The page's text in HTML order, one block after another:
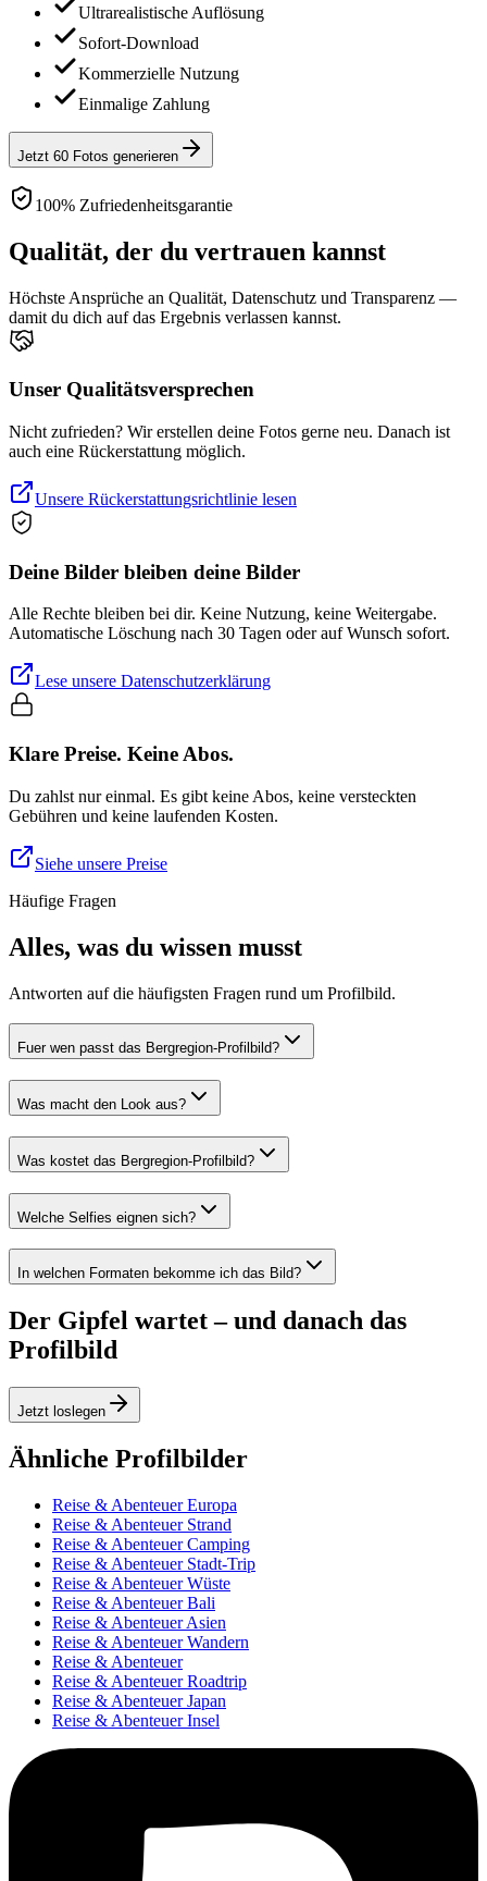
Ultrarealistische Auflösung
Sofort-Download
Kommerzielle Nutzung
Einmalige Zahlung
Jetzt 60 Fotos generieren
100% Zufriedenheitsgarantie
Qualität, der du vertrauen kannst
Höchste Ansprüche an Qualität, Datenschutz und Transparenz —
damit du dich auf das Ergebnis verlassen kannst.
Unser Qualitätsversprechen
Nicht zufrieden? Wir erstellen deine Fotos gerne neu. Danach ist
auch eine Rückerstattung möglich.
Unsere Rückerstattungsrichtlinie lesen
Deine Bilder bleiben deine Bilder
Alle Rechte bleiben bei dir. Keine Nutzung, keine Weitergabe.
Automatische Löschung nach 30 Tagen oder auf Wunsch sofort.
Lese unsere Datenschutzerklärung
Klare Preise. Keine Abos.
Du zahlst nur einmal. Es gibt keine Abos, keine versteckten
Gebühren und keine laufenden Kosten.
Siehe unsere Preise
Häufige Fragen
Alles, was du wissen musst
Antworten auf die häufigsten Fragen rund um Profilbild.
Fuer wen passt das Bergregion-Profilbild?
Was macht den Look aus?
Was kostet das Bergregion-Profilbild?
Welche Selfies eignen sich?
In welchen Formaten bekomme ich das Bild?
Der Gipfel wartet – und danach das
Profilbild
Jetzt loslegen
Ähnliche Profilbilder
Reise & Abenteuer Europa
Reise & Abenteuer Strand
Reise & Abenteuer Camping
Reise & Abenteuer Stadt-Trip
Reise & Abenteuer Wüste
Reise & Abenteuer Bali
Reise & Abenteuer Asien
Reise & Abenteuer Wandern
Reise & Abenteuer
Reise & Abenteuer Roadtrip
Reise & Abenteuer Japan
Reise & Abenteuer Insel